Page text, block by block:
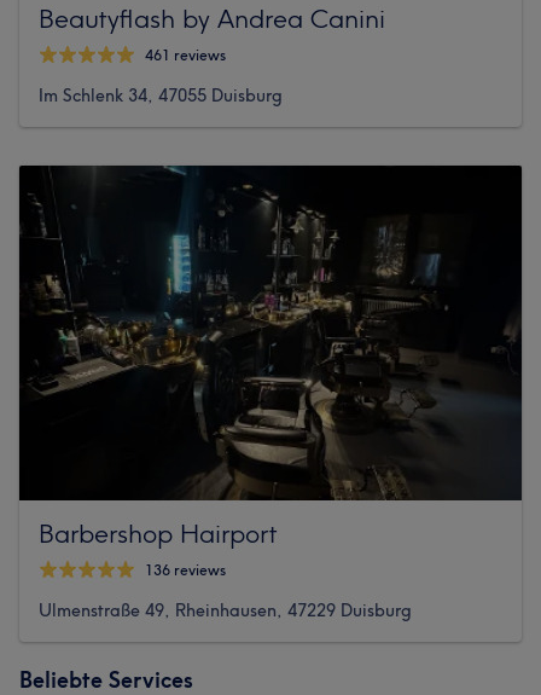
Beautyflash by Andrea Canini
461 reviews
Im Schlenk 34, 47055 Duisburg
Barbershop Hairport
136 reviews
Ulmenstraße 49, Rheinhausen, 47229 Duisburg
Beliebte Services